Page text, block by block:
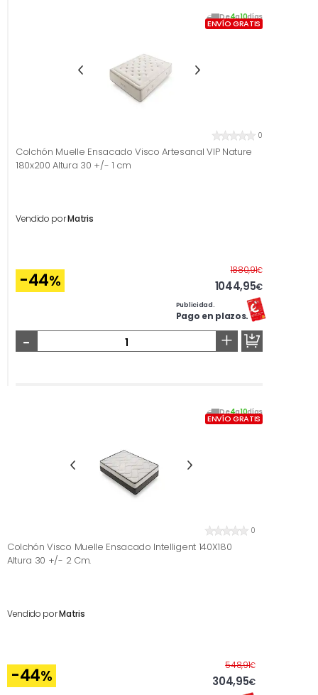
De4a10días
ENVÍO GRATIS
0
Colchón Muelle Ensacado Visco Artesanal VIP Nature
180x200 Altura 30 +/- 1 cm
Vendido porMatris
-44%
1880,91€Antes
1044,95€
Publicidad.
Pago en plazos.
- +
De4a10días
ENVÍO GRATIS
0
Colchón Visco Muelle Ensacado Intelligent 140X180
Altura 30 +/- 2 Cm.
Vendido porMatris
-44%
548,91€Antes
304,95€